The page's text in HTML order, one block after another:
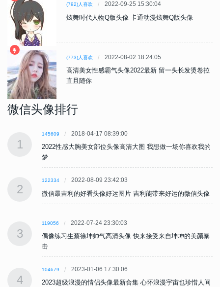
(792)人喜欢 2022-09-25 15:30:04
炫舞时代人物Q版头像 卡通动漫炫舞Q版头像
(773)人喜欢 2022-08-02 18:24:05
高清美女性感霸气头像2022最新 留一头长发烫卷拉
直且随你
微信头像排行
1
145609 2018-04-17 08:39:00
2022性感大胸美女部位头像高清大图 我想做一场你喜欢我的
梦
2
122334 2022-08-09 23:42:03
微信最吉利的好看头像好运图片 吉利能带来好运的微信头像
3
119056 2022-07-24 23:30:03
偶像练习生蔡徐坤帅气高清头像 快来接受来自坤坤的美颜暴
击
4
104679 2023-01-06 17:30:06
2023超级浪漫的情侣头像最新合集 心怀浪漫宇宙也珍惜人间